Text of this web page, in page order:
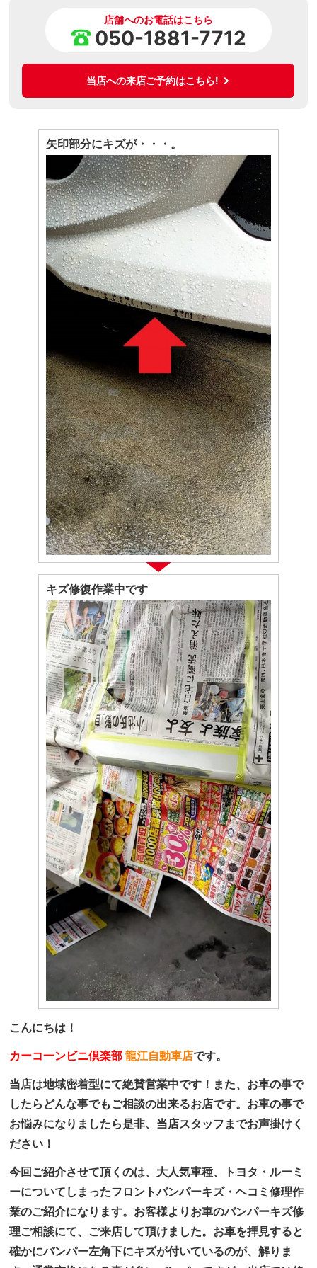
店舗へのお電話はこちら
050-1881-7712
当店への来店ご予約はこちら!
矢印部分にキズが・・・。
キズ修復作業中です
こんにちは！
カーコ一ンビニ倶楽部 龍江自動車店です。
当店は地域密着型にて絶賛営業中です！また、お車の事で
したらどんな事でもご相談の出来るお店です。お車の事で
お悩みになりましたら是非、当店スタッフまでお声掛けく
ださい！
今回ご紹介させて頂くのは、大人気車種、トヨタ・ルーミ
ーについてしまったフロントバンパーキズ・ヘコミ修理作
業のご紹介になります。お客様よりお車のバンパーキズ修
理ご相談にて、ご来店して頂けました。お車を拝見すると
確かにバンパー左角下にキズが付いているのが、解りま